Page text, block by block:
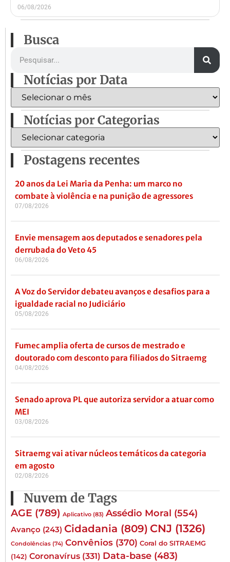
06/08/2026
Busca
Notícias por Data
Notícias por Categorias
Postagens recentes
20 anos da Lei Maria da Penha: um marco no
combate à violência e na punição de agressores
07/08/2026
Envie mensagem aos deputados e senadores pela
derrubada do Veto 45
06/08/2026
A Voz do Servidor debateu avanços e desafios para a
igualdade racial no Judiciário
05/08/2026
Fumec amplia oferta de cursos de mestrado e
doutorado com desconto para filiados do Sitraemg
04/08/2026
Senado aprova PL que autoriza servidor a atuar como
MEI
03/08/2026
Sitraemg vai ativar núcleos temáticos da categoria
em agosto
02/08/2026
Nuvem de Tags
AGE (789) Aplicativo (83) Assédio Moral (554)
Avanço (243) Cidadania (809) CNJ (1326)
Condolências (74) Convênios (370) Coral do SITRAEMG
(142) Coronavírus (331) Data-base (483)